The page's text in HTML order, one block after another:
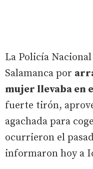
La Policía
Salamanca por
mujer llevaba en
fuerte tirón,
agachada para
ocurrieron el
informaron hoy a